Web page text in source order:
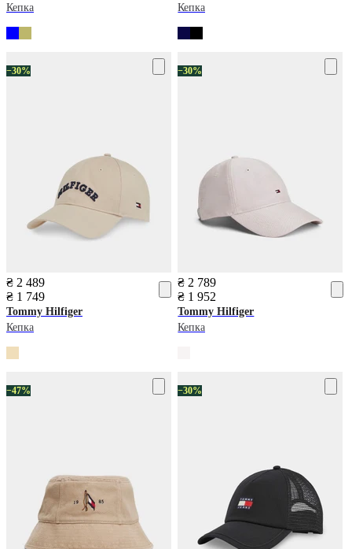
Кепка
Кепка
−30%
₴ 2 489
₴ 1 749
Tommy Hilfiger
Кепка
−30%
₴ 2 789
₴ 1 952
Tommy Hilfiger
Кепка
−47% −30%